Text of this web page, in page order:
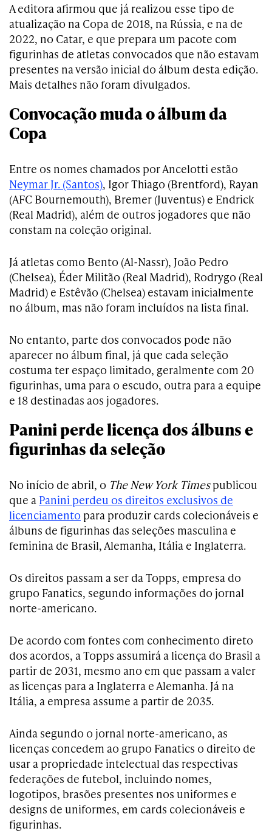
A editora afirmou que já realizou esse tipo de
atualização na Copa de 2018, na Rússia, e na de
2022, no Catar, e que prepara um pacote com
figurinhas de atletas convocados que não estavam
presentes na versão inicial do álbum desta edição.
Mais detalhes não foram divulgados.
Convocação muda o álbum da
Copa
Entre os nomes chamados por Ancelotti estão
Neymar Jr. (Santos), Igor Thiago (Brentford), Rayan
(AFC Bournemouth), Bremer (Juventus) e Endrick
(Real Madrid), além de outros jogadores que não
constam na coleção original.
Já atletas como Bento (Al-Nassr), João Pedro
(Chelsea), Éder Militão (Real Madrid), Rodrygo (Real
Madrid) e Estêvão (Chelsea) estavam inicialmente
no álbum, mas não foram incluídos na lista final.
No entanto, parte dos convocados pode não
aparecer no álbum final, já que cada seleção
costuma ter espaço limitado, geralmente com 20
figurinhas, uma para o escudo, outra para a equipe
e 18 destinadas aos jogadores.
Panini perde licença dos álbuns e
figurinhas da seleção
No início de abril, o The New York Timespublicou
que a Panini perdeu os direitos exclusivos de
licenciamento para produzir cards colecionáveis e
álbuns de figurinhas das seleções masculina e
feminina de Brasil, Alemanha, Itália e Inglaterra.
Os direitos passam a ser da Topps, empresa do
grupo Fanatics, segundo informações do jornal
norte-americano.
De acordo com fontes com conhecimento direto
dos acordos, a Topps assumirá a licença do Brasil a
partir de 2031, mesmo ano em que passam a valer
as licenças para a Inglaterra e Alemanha. Já na
Itália, a empresa assume a partir de 2035.
Ainda segundo o jornal norte-americano, as
licenças concedem ao grupo Fanatics o direito de
usar a propriedade intelectual das respectivas
federações de futebol, incluindo nomes,
logotipos, brasões presentes nos uniformes e
designs de uniformes, em cards colecionáveis e
figurinhas.